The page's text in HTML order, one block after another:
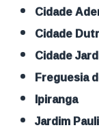
Cidade
Cidade
Cidade
Freguesia
Ipiranga
Jardim